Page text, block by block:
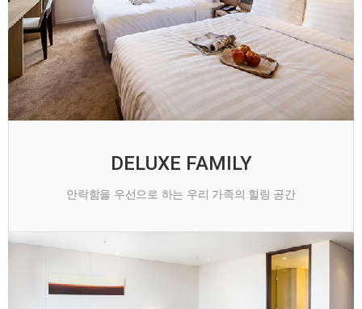
DELUXE FAMILY
안락함을 우선으로 하는 우리 가족의 힐링 공간